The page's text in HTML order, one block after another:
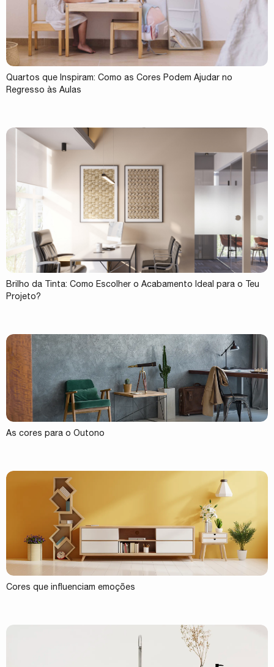
Quartos que Inspiram: Como as Cores Podem Ajudar no
Regresso às Aulas
Brilho da Tinta: Como Escolher o Acabamento Ideal para o Teu
Projeto?
As cores para o Outono
Cores que influenciam emoções